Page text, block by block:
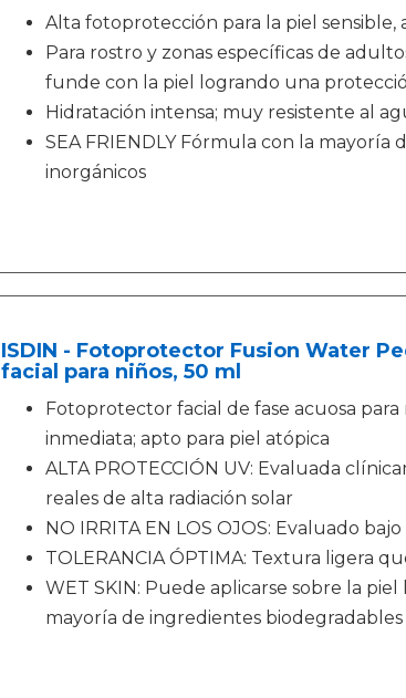
Alta fotoprotección para la piel
Para rostro y zonas específicas de
funde con la piel logrando una
Hidratación intensa; muy resistente al
SEA FRIENDLY Fórmula con la
inorgánicos
ISDIN - Fotoprotector Fusion Water
facial para niños, 50 ml
Fotoprotector facial de fase acuosa
inmediata; apto para piel atópica
ALTA PROTECCIÓN UV: Evaluada
reales de alta radiación solar
NO IRRITA EN LOS OJOS: Evaluado
TOLERANCIA ÓPTIMA: Textura ligera
WET SKIN: Puede aplicarse sobre la
mayoría de ingredientes biodegradables